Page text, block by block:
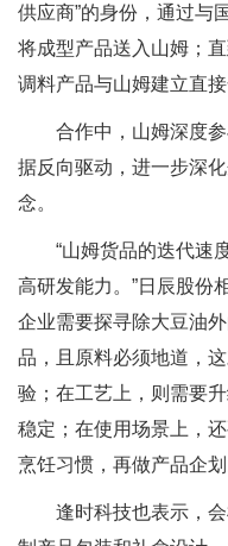
供应商”的身份，通过与
将成型产品送入山姆；
调料产品与山姆建立直接
合作中，山姆深度
据反向驱动，进一步深
念。
“山姆货品的迭代速
高研发能力。”日辰股份
企业需要探寻除大豆油
品，且原料必须地道，
验；在工艺上，则需要
稳定；在使用场景上，
烹饪习惯，再做产品企划
逢时科技也表示，